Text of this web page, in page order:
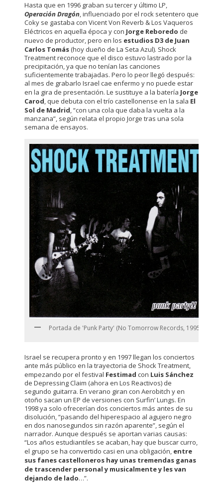
Hasta que en 1996 graban su tercer y último LP,
Operación Dragón, influenciado por el rock setentero que
Coky se gastaba con Vicent Von Reverb & Los Vaqueros
Eléctricos en aquella época y con Jorge Reboredo de
nuevo de productor, pero en los estudios D3 de Juan
Carlos Tomás (hoy dueño de La Seta Azul). Shock
Treatment reconoce que el disco estuvo lastrado por la
precipitación, ya que no tenían las canciones
suficientemente trabajadas. Pero lo peor llegó después:
al mes de grabarlo Israel cae enfermo y no puede estar
en la gira de presentación. Le sustituye a la batería Jorge
Carod, que debuta con el trío castellonense en la sala El
Sol de Madrid, “con una cola que daba la vuelta a la
manzana”, según relata el propio Jorge tras una sola
semana de ensayos.
Portada de 'Punk Party' (No Tomorrow Records, 1995).
Israel se recupera pronto y en 1997 llegan los conciertos
ante más público en la trayectoria de Shock Treatment,
empezando por el festival Festimad con Luis Sánchez
de Depressing Claim (ahora en Los Reactivos) de
segundo guitarra. En verano giran con Aerobitch y en
otoño sacan un EP de versiones con Surfin’ Lungs. En
1998 ya solo ofrecerían dos conciertos más antes de su
disolución, “pasando del hiperespacio al agujero negro
en dos nanosegundos sin razón aparente”, según el
narrador. Aunque después se aportan varias causas:
“Los años estudiantiles se acaban, hay que buscar curro,
el grupo se ha convertido casi en una obligación, entre
sus fanes castelloneros hay unas tremendas ganas
de trascender personal y musicalmente y les van
dejando de lado…”.